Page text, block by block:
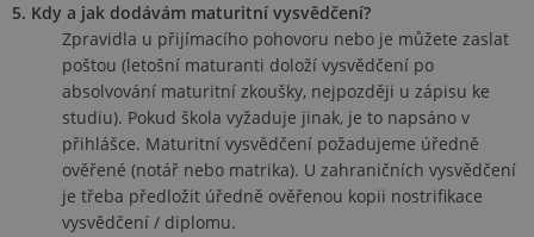
5. Kdy a jak dodávám maturitní vysvědčení?
Zpravidla u přijímacího pohovoru nebo je můžete zaslat
poštou (letošní maturanti doloží vysvědčení po
absolvování maturitní zkoušky, nejpozději u zápisu ke
studiu). Pokud škola vyžaduje jinak, je to napsáno v
přihlášce. Maturitní vysvědčení požadujeme úředně
ověřené (notář nebo matrika). U zahraničních vysvědčení
je třeba předložit úředně ověřenou kopii nostrifikace
vysvědčení / diplomu.